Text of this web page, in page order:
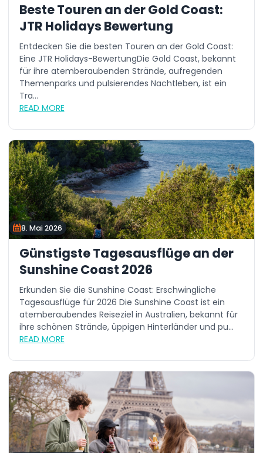
Beste Touren an der Gold Coast:
JTR Holidays Bewertung
Entdecken Sie die besten Touren an der Gold Coast:
Eine JTR Holidays-BewertungDie Gold Coast, bekannt
für ihre atemberaubenden Strände, aufregenden
Themenparks und pulsierendes Nachtleben, ist ein
Tra...
READ MORE
8. Mai 2026
Günstigste Tagesausflüge an der
Sunshine Coast 2026
Erkunden Sie die Sunshine Coast: Erschwingliche
Tagesausflüge für 2026 Die Sunshine Coast ist ein
atemberaubendes Reiseziel in Australien, bekannt für
ihre schönen Strände, üppigen Hinterländer und pu...
READ MORE